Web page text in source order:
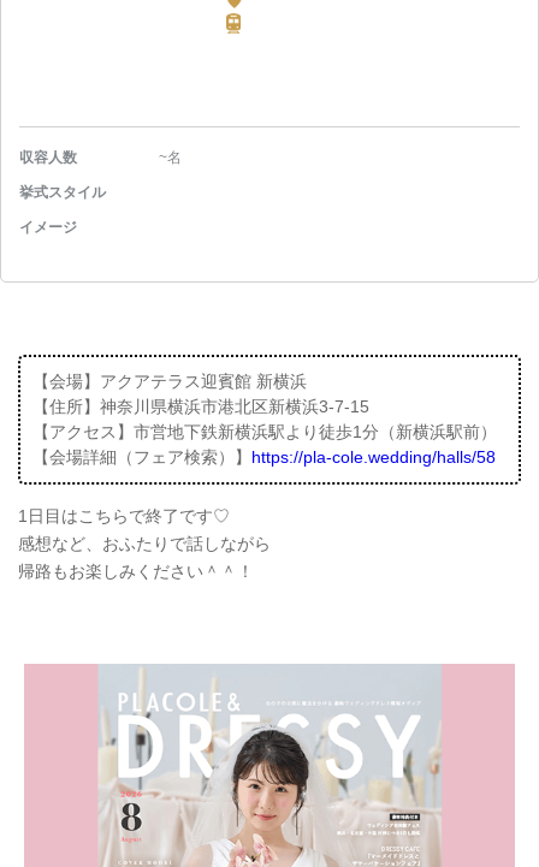
収容人数 ~名
挙式スタイル
イメージ
【会場】アクアテラス迎賓館 新横浜
【住所】神奈川県横浜市港北区新横浜3-7-15
【アクセス】市営地下鉄新横浜駅より徒歩1分（新横浜駅前）
【会場詳細（フェア検索）】 https://pla-cole.wedding/halls/58
1日目はこちらで終了です♡
感想など、おふたりで話しながら
帰路もお楽しみください＾＾！